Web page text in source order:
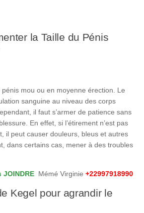
la Taille du Pénis
mou ou en moyenne érection. Le
sanguine au niveau des corps
il faut s’armer de patience sans
En effet, si l’étirement n’est pas
il peut causer douleurs, bleus et autres
dans certains cas, mener à des troubles
Mémé Virginie +22997918990
Kegel pour agrandir le